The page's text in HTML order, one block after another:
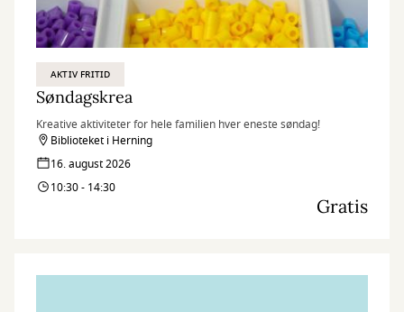
AKTIV FRITID
Søndagskrea
Kreative aktiviteter for hele familien hver eneste søndag!
Biblioteket i Herning
16. august 2026
10:30 - 14:30
Gratis